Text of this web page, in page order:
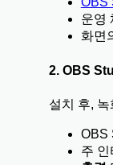
운영
화면
2. OBS
설치 후,
OBS
주 인